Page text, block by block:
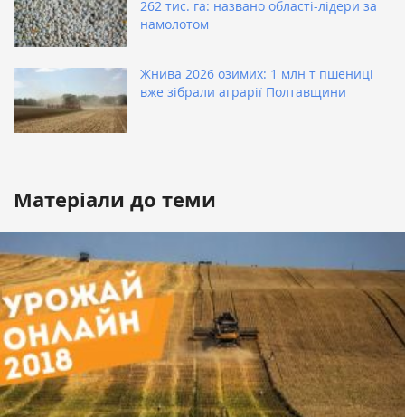
262 тис. га: названо області-лідери за
намолотом
Жнива 2026 озимих: 1 млн т пшениці
вже зібрали аграрії Полтавщини
Матеріали до теми